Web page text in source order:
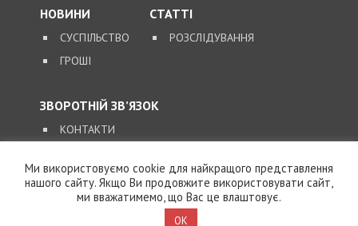
підозрюють у розбещенні учениць
Ми використовуємо cookie для найкращого представлення
нашого сайту. Якщо Ви продовжите використовувати сайт,
ми вважатимемо, що Вас це влаштовує.
OK